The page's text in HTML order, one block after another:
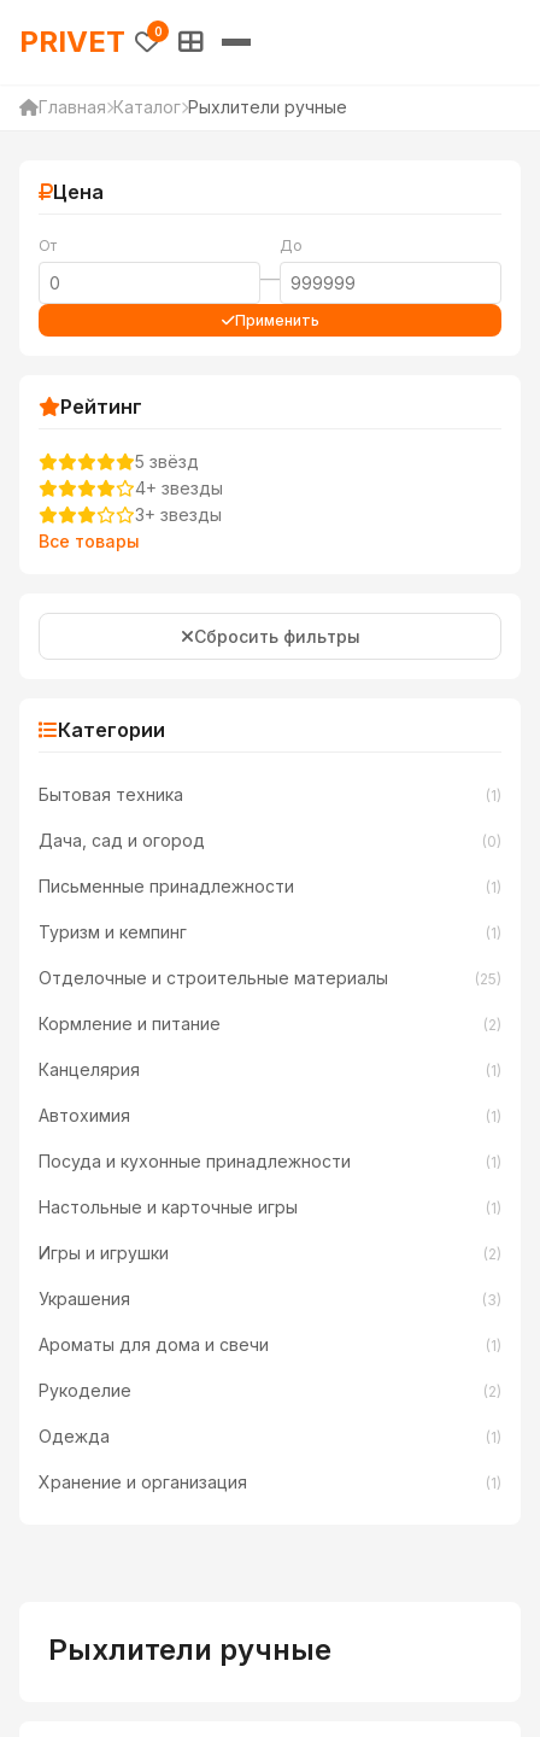
PRIVET — Каталог товаров
PRIVET 0
Главная Каталог Рыхлители ручные
Цена
От
—
До
Применить
Рейтинг
5 звёзд
4+ звезды
3+ звезды
Все товары
Сбросить фильтры
Категории
Бытовая техника (1)
Дача, сад и огород (0)
Письменные принадлежности (1)
Туризм и кемпинг (1)
Отделочные и строительные материалы (25)
Кормление и питание (2)
Канцелярия (1)
Автохимия (1)
Посуда и кухонные принадлежности (1)
Настольные и карточные игры (1)
Игры и игрушки (2)
Украшения (3)
Ароматы для дома и свечи (1)
Рукоделие (2)
Одежда (1)
Хранение и организация (1)
Рыхлители ручные